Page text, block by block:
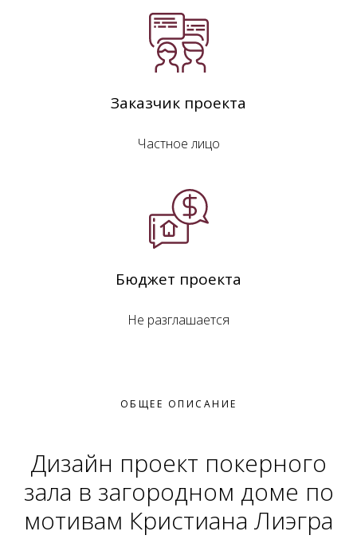
Заказчик проекта
Частное лицо
Бюджет проекта
Не разглашается
ОБЩЕЕ ОПИСАНИЕ
Дизайн проект покерного
зала в загородном доме по
мотивам Кристиана Лиэгра